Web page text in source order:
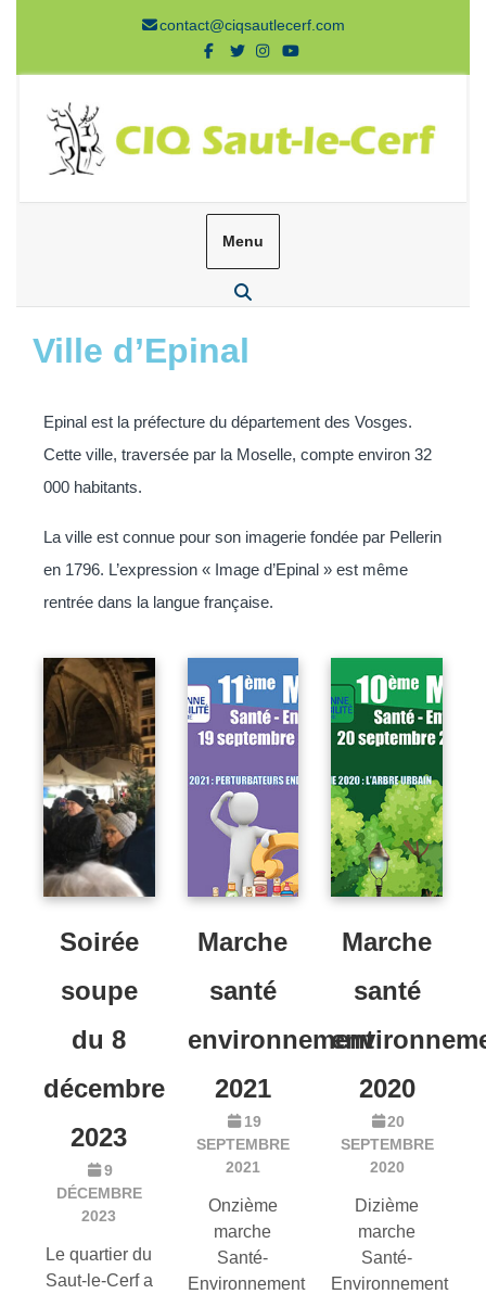
contact@ciqsautlecerf.com
Menu
Ville d’Epinal
Epinal est la préfecture du département des Vosges.
Cette ville, traversée par la Moselle, compte environ 32
000 habitants.
La ville est connue pour son imagerie fondée par Pellerin
en 1796. L’expression « Image d’Epinal » est même
rentrée dans la langue française.
Soirée
soupe
du 8
décembre
2023
9
DÉCEMBRE
2023
Le quartier du
Saut-le-Cerf a
Marche
santé
environnement
2021
19
SEPTEMBRE
2021
Onzième
marche
Santé-
Environnement
Marche
santé
2020
20
SEPTEMBRE
2020
Dizième
marche
Santé-
Environnement